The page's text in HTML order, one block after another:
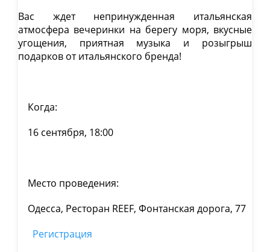
Вас ждет непринужденная итальянская
атмосфера вечеринки на берегу моря, вкусные
угощения, приятная музыка и розыгрыш
подарков от итальянского бренда!
Когда:
16 сентября, 18:00
Место проведения:
Одесса, Ресторан REEF, Фонтанская дорога, 77
Регистрация